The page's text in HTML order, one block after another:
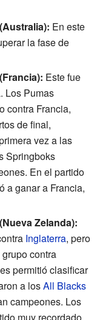
En este
la fase de
Este fue
Los Pumas
contra Francia,
de final,
vez a las
Springboks
En el partido
a ganar a Francia,
Zelanda):
Inglaterra, pero
contra
permitió clasificar
a losAll Blacks
campeones. Los